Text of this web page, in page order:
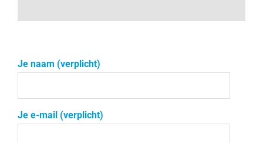
Je naam (verplicht)
Je e-mail (verplicht)